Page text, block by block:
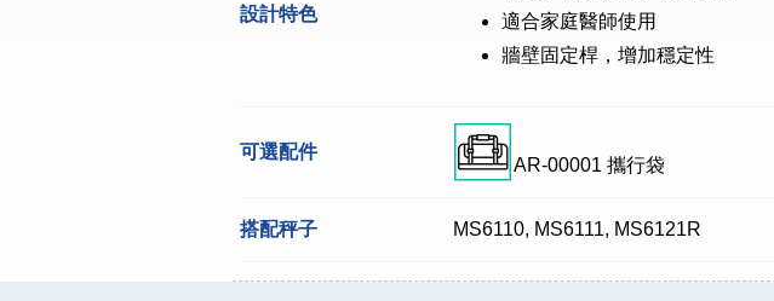
設計特色
適合家庭醫師使用
牆壁固定桿，增加穩定性
可選配件
AR-00001 攜行袋
搭配秤子 MS6110, MS6111, MS6121R